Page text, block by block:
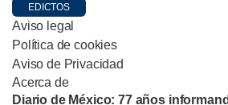
EDICTOS
Aviso legal
Política de cookies
Aviso de Privacidad
Acerca de
Diario de México: 77 años